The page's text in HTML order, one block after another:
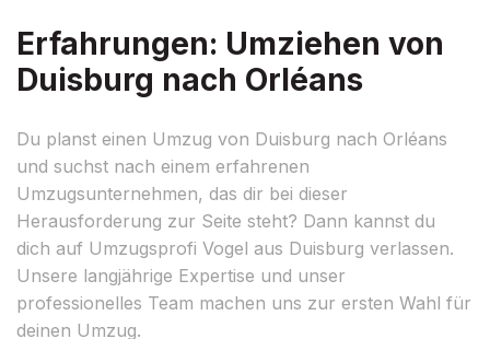
Erfahrungen: Umziehen von
Duisburg nach Orléans
Du planst einen Umzug von Duisburg nach Orléans
und suchst nach einem erfahrenen
Umzugsunternehmen, das dir bei dieser
Herausforderung zur Seite steht? Dann kannst du
dich auf Umzugsprofi Vogel aus Duisburg verlassen.
Unsere langjährige Expertise und unser
professionelles Team machen uns zur ersten Wahl für
deinen Umzug.